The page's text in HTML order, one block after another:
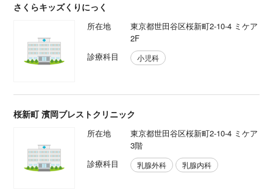
さくらキッズくりにっく
所在地
東京都世田谷区桜新町2-10-4 ミケア
2F
診療科目
小児科
桜新町 濱岡ブレストクリニック
所在地
東京都世田谷区桜新町2-10-4 ミケア
3階
診療科目
乳腺外科 乳腺内科